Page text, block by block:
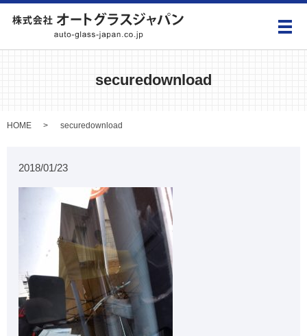
メ
securedownload
HOME securedownload
2018/01/23